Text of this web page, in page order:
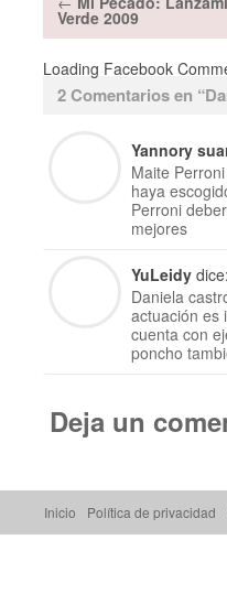
Verde 2009
Loading Facebook
2 Comentarios en “
Yannory
Maite
haya
Perroni
mejores
YuLeidy dice:
Daniela
actuación es
cuenta con
poncho
Deja un
Inicio Política de privacidad